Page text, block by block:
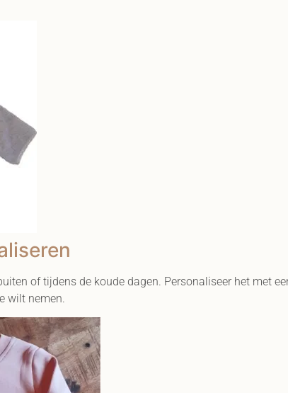
of tijdens de koude dagen. Personaliseer het met
wilt nemen.